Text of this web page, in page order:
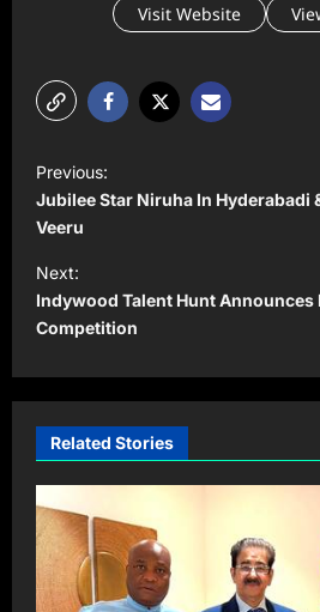
Visit Website
o
s
t
n
a
v
g
a
t
i
o
Previous:
Jubilee Star Niruha In Hyderabadi
Veeru
Next:
Indywood Talent Hunt Announces
Competition
Related Stories